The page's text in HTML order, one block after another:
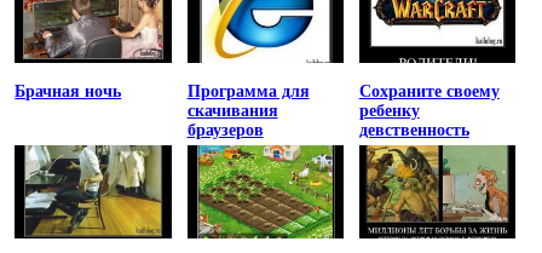
Брачная ночь
Программа для
скачивания
браузеров
Сохраните своему
ребенку
девственность